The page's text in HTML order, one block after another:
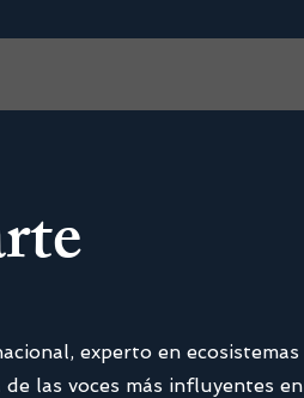
experto en ecosistemas
las voces más influyentes en